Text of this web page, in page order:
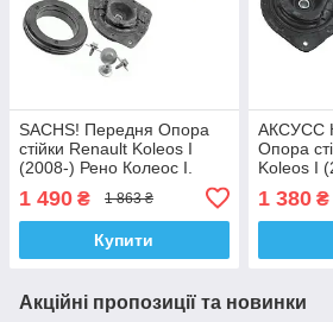
SACHS! Передня Опора
стійки Renault Koleos I
(2008-) Рено Колеос I.
Права. SM1545 , 802524 ,
KB655.45 , VKDA35638
1 490 ₴ 1 863 ₴
Купити
АКСУСС
Опора
Koleos I
Колеос
802525 ,
1 380₴
Акційні пропозиції та новинки